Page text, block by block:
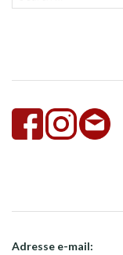
Adresse e-mail: